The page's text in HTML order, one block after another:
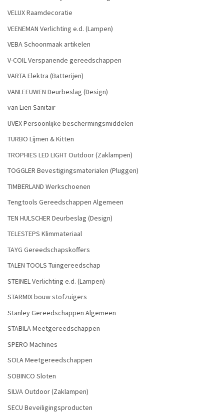
VELUX Raamdecoratie
VEENEMAN Verlichting e.d. (Lampen)
VEBA Schoonmaak artikelen
V-COIL Verspanende gereedschappen
VARTA Elektra (Batterijen)
VANLEEUWEN Deurbeslag (Design)
van Lien Sanitair
UVEX Persoonlijke beschermingsmiddelen
TURBO Lijmen & Kitten
TROPHIES LED LIGHT Outdoor (Zaklampen)
TOGGLER Bevestigingsmaterialen (Pluggen)
TIMBERLAND Werkschoenen
Tengtools Gereedschappen Algemeen
TEN HULSCHER Deurbeslag (Design)
TELESTEPS Klimmateriaal
TAYG Gereedschapskoffers
TALEN TOOLS Tuingereedschap
STEINEL Verlichting e.d. (Lampen)
STARMIX bouw stofzuigers
Stanley Gereedschappen Algemeen
STABILA Meetgereedschappen
SPERO Machines
SOLA Meetgereedschappen
SOBINCO Sloten
SILVA Outdoor (Zaklampen)
SECU Beveiligingsproducten